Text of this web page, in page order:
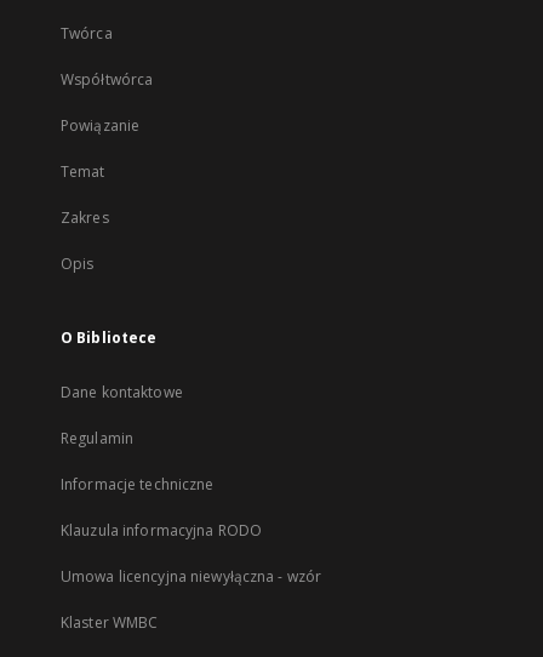
Twórca
Współtwórca
Powiązanie
Temat
Zakres
Opis
O Bibliotece
Dane kontaktowe
Regulamin
Informacje techniczne
Klauzula informacyjna RODO
Umowa licencyjna niewyłączna - wzór
Klaster WMBC